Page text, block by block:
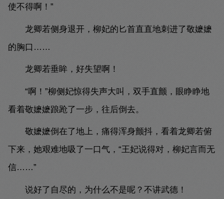
使不得啊！”
龙卿若侧身退开，柳妃的匕首直直地刺进了敬嬷嬷
的胸口……
龙卿若垂眸，好失望啊！
“啊！”柳侧妃惊得失声大叫，双手直颤，眼睁睁地
看着敬嬷嬷踉跄了一步，往后倒去。
敬嬷嬷倒在了地上，痛得浑身颤抖，看着龙卿若俯
下来，她艰难地吸了一口气，“王妃说得对，柳妃言而无
信……”
说好了自尽的，为什么不是呢？不讲武德！